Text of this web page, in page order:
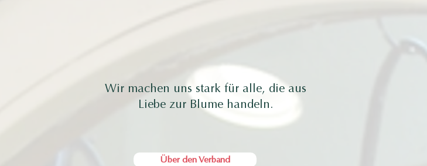
Wir machen uns stark für alle, die aus
Liebe zur Blume handeln.
Über den Verband